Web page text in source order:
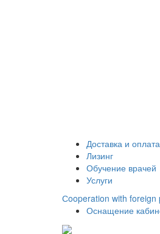
Доставка и оплата
Лизинг
Обучение врачей
Услуги
Сooperation with foreign
Оснащение